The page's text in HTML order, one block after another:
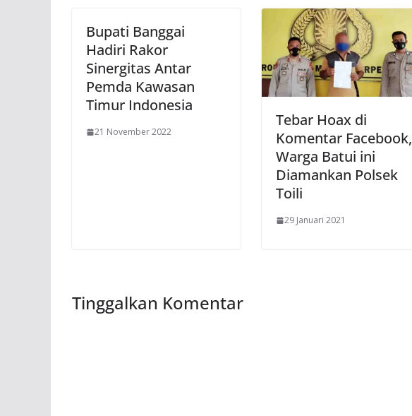
Bupati Banggai
Hadiri Rakor
Sinergitas Antar
Pemda Kawasan
Timur Indonesia
21 November 2022
Tebar Hoax di
Komentar Facebook,
Warga Batui ini
Diamankan Polsek
Toili
29 Januari 2021
Tinggalkan Komentar